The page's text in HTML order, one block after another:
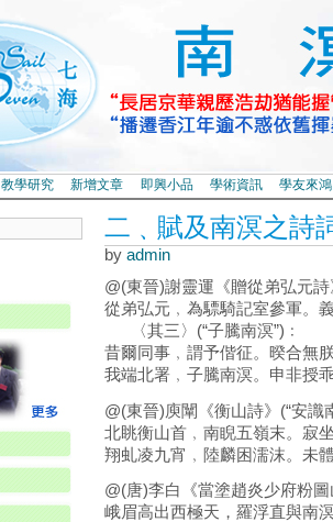
教學研究 新增文章 即興小品 學術資訊 學友來鴻
二﹑賦及南溟之詩
by admin
@(東晉)謝靈運《贈從弟弘元
從弟弘元﹐為驃騎記室參軍。
〈其三〉(“子騰南溟”)﹕
昔爾同事﹐謂予偕征。暌合無
我端北署﹐子騰南溟。申非授
@(東晉)庾闡《衡山詩》(“安識
北眺衡山首﹐南睨五嶺末。寂
翔虬凌九宵﹐陸麟困濡沫。未
@(唐)李白《當塗趙炎少府粉
峨眉高出西極天，羅浮直與南